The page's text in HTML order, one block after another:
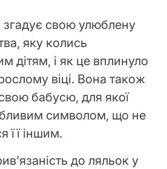
свою улюблену
яку колись
дітям, і як це вплинуло
віці. Вона також
бабусю, для якої
символом, що не
її іншим.
до ляльок у